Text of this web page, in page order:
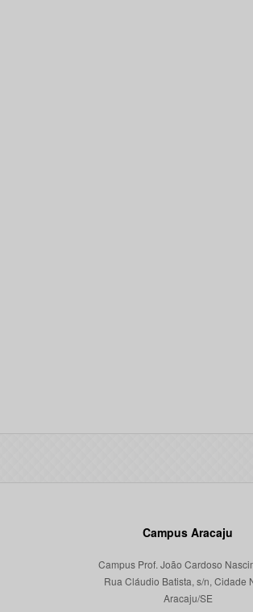
Campus Aracaju
Campus Prof. João Cardoso
Rua Cláudio Batista, s/n, Cidade
Aracaju/SE